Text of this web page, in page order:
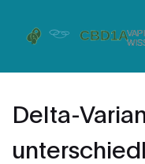
Delta-